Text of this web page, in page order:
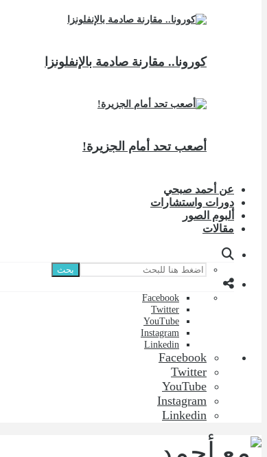
كورونا.. مقارنة صادمة بالإنفلونزا
أصعب تحد أمام الجزيرة!
عن أحمد صبحي
دورات واستشارات
ألبوم الصور
مقالات
بحث
Facebook
Twitter
YouTube
Instagram
Linkedin
Facebook
Twitter
YouTube
Instagram
Linkedin